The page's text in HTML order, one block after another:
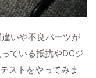
いや不良パーツが
ている抵抗やDCジ
ストをやってみま